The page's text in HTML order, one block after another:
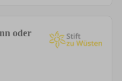
oder